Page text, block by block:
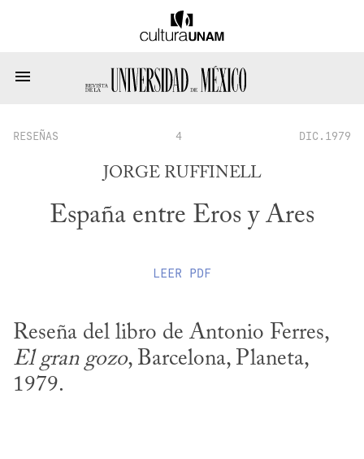
RESEÑAS 4 DIC.1979
JORGE RUFFINELL
España entre Eros y Ares
LEER PDF
Reseña del libro de Antonio Ferres,
El gran gozo, Barcelona, Planeta,
1979.